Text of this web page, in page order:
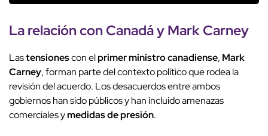
La relación con CanadáyMark Carney
Lastensionescon elprimer ministro canadiense, Mark
Carney, forman parte del contexto político que rodea la
revisión del acuerdo. Los desacuerdos entre ambos
gobiernos han sido públicos y han incluido amenazas
comerciales ymedidas de presión.